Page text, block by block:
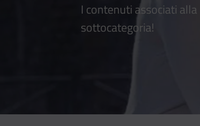
I contenuti associati alla
sottocategoria!